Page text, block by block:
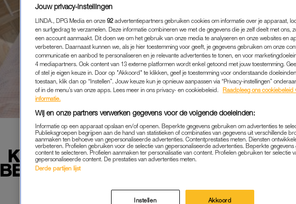
KLAARKOMEN DOOR EEN KNIE?
BESTAAT: 'THE KNEE THING'
HELEMAAL TE ZIJN
SEX & RELATIES |RODE OORTJES
20-01-2026 NIVINE DE JONG
Jouw privacy-instellingen
LINDA., DPG Media en onze 92 advertentiepartners gebruiken cookies om informatie over je apparaat,
en surfgedrag te verzamelen. Deze informatie combineren we met de gegevens die je zelf deelt met ons,
een account aanmaakt. Dit doen we om het gebruik van onze media te analyseren en onze websites en
verbeteren. Daarnaast kunnen we, als je hier toestemming voor geeft, je gegevens gebruiken om onze
communicatie en aanbod te personaliseren en je relevante advertenties te tonen, en voor
4 mediapartners. Ook content van 13 externe platformen wordt enkel getoond met jouw toestemming.
of stel je eigen keuze in. Door op "Akkoord" te klikken, geef je toestemming voor onderstaande
toestaan, klik dan op “Instellen”. Jouw keuze kun je opnieuw aanpassen via “Privacy-instellingen”
of in de menu’s van onze apps. Lees meer in ons privacy- en cookiebeleid.
Raadpleeg ons cookiebeleid
informatie.
Wij en onze partners verwerken gegevens voor de volgende doeleinden:
Informatie op een apparaat opslaan en/of openen. Beperkte gegevens gebruiken om advertenties te
Publieksgroepen begrijpen aan de hand van statistieken of combinaties van gegevens uit verschillende
aanmaken ten behoeve van gepersonaliseerde advertenties. Contentprestaties meten. Diensten
verbeteren. Profielen gebruiken voor de selectie van gepersonaliseerde advertenties. Beperkte
content te selecteren. Profielen aanmaken ter personalisatie van content. Profielen gebruiken ter selectie
gepersonaliseerde content. De prestaties van advertenties meten.
Derde partijen lijst
Instellen Akkoord